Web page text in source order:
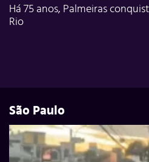
Há 75 anos, Palmeiras
Rio
São Paulo